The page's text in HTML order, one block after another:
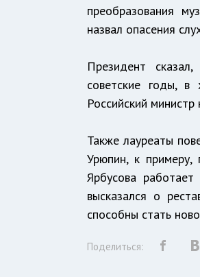
преобразования
назвал опасения
Президент
советские годы, в
Российский
Также лауреаты
Урюпин, к примеру,
Ярбусова
высказался о
способны стать
Поделиться: